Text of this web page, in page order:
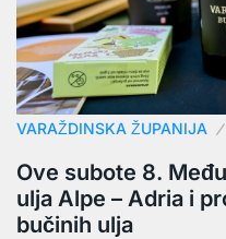
VARAŽDINSKA ŽUPANIJA
Ove subote 8.
ulja Alpe – Adria i
bučinih ulja